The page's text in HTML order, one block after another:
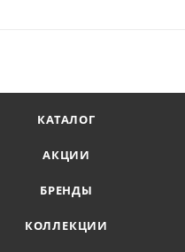
КАТАЛОГ
АКЦИИ
БРЕНДЫ
КОЛЛЕКЦИИ